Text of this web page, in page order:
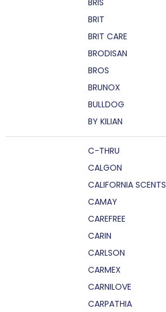
BRIS
BRIT
BRIT CARE
BRODISAN
BROS
BRUNOX
BULLDOG
BY KILIAN
C-THRU
CALGON
CALIFORNIA SCENTS
CAMAY
CAREFREE
CARIN
CARLSON
CARMEX
CARNILOVE
CARPATHIA